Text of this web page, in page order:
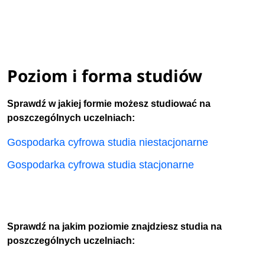
Poziom i forma studiów
Sprawdź w jakiej formie możesz studiować na
poszczególnych uczelniach:
Gospodarka cyfrowa studia niestacjonarne
Gospodarka cyfrowa studia stacjonarne
Sprawdź na jakim poziomie znajdziesz studia na
poszczególnych uczelniach: